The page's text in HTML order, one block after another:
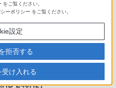
お待ちしております。
商品を体験いただけます。
組みとお客様へのお願い
インゾーン）
240Hz）
をご覧ください。
ーポリシー をご覧ください。
設定
拒否する
け入れる